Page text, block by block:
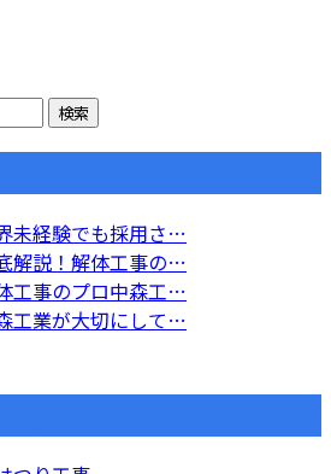
未経験でも採用さ…
解説！解体工事の…
工事のプロ中森工…
工業が大切にして…